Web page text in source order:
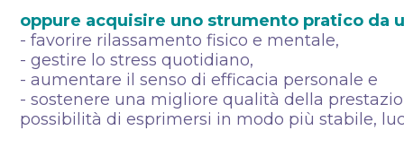
oppure acquisire uno strumento pratico da
- favorire rilassamento fisico e mentale,
- gestire lo stress quotidiano,
- aumentare il senso di efficacia personale e
- sostenere una migliore qualità della
possibilità di esprimersi in modo più stabile,